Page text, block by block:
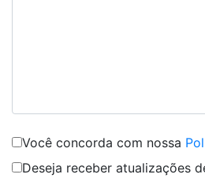
Você concorda com nossa
Deseja receber atualizações